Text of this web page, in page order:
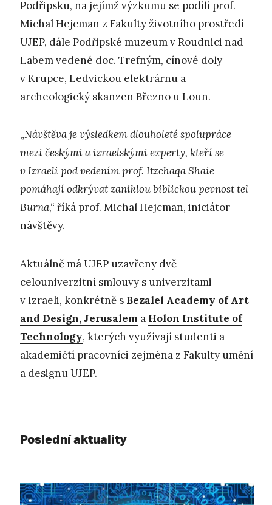
Podřipsku, na jejímž výzkumu se podílí prof.
Michal Hejcman z Fakulty životního prostředí
UJEP, dále Podřipské muzeum v Roudnici nad
Labem vedené doc. Trefným, cínové doly
v Krupce, Ledvickou elektrárnu a
archeologický skanzen Březno u Loun.
„Návštěva je výsledkem dlouholeté spolupráce
mezi českými a izraelskými experty, kteří se
v Izraeli pod vedením prof. Itzchaqa Shaie
pomáhají odkrývat zaniklou biblickou pevnost tel
Burna,“ říká prof. Michal Hejcman, iniciátor
návštěvy.
Aktuálně má UJEP uzavřeny dvě
celouniverzitní smlouvy s univerzitami
v Izraeli, konkrétně s Bezalel Academy of Art
and Design, Jerusalem a Holon Institute of
Technology, kterých využívají studenti a
akademičtí pracovníci zejména z Fakulty umění
a designu UJEP.
Poslední aktuality